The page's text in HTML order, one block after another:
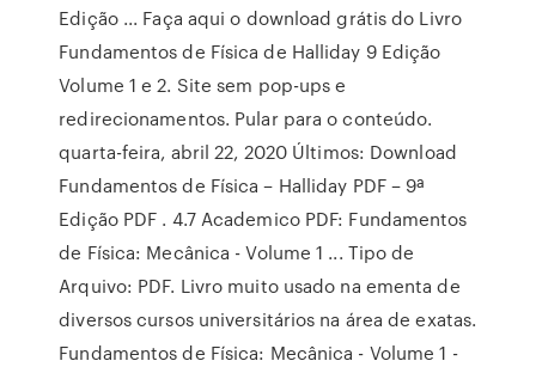
Edição ... Faça aqui o download grátis do Livro
Fundamentos de Física de Halliday 9 Edição
Volume 1 e 2. Site sem pop-ups e
redirecionamentos. Pular para o conteúdo.
quarta-feira, abril 22, 2020 Últimos: Download
Fundamentos de Física – Halliday PDF – 9ª
Edição PDF . 4.7 Academico PDF: Fundamentos
de Física: Mecânica - Volume 1 ... Tipo de
Arquivo: PDF. Livro muito usado na ementa de
diversos cursos universitários na área de exatas.
Fundamentos de Física: Mecânica - Volume 1 -